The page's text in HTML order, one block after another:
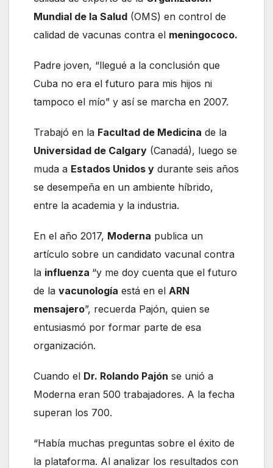
Mundial de la Salud (OMS) en control de
calidad de vacunas contra el meningococo.
Padre joven, “llegué a la conclusión que
Cuba no era el futuro para mis hijos ni
tampoco el mío” y así se marcha en 2007.
Trabajó en la Facultad de Medicina de la
Universidad de Calgary (Canadá), luego se
muda a Estados Unidos y durante seis años
se desempeña en un ambiente híbrido,
entre la academia y la industria.
En el año 2017, Moderna publica un
artículo sobre un candidato vacunal contra
la influenza “y me doy cuenta que el futuro
de la vacunología está en el ARN
mensajero”, recuerda Pajón, quien se
entusiasmó por formar parte de esa
organización.
Cuando el Dr. Rolando Pajón se unió a
Moderna eran 500 trabajadores. A la fecha
superan los 700.
“Había muchas preguntas sobre el éxito de
la plataforma. Al analizar los resultados con